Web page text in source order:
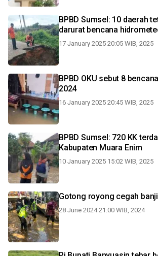
BPBD Sumsel: 10 daerah
darurat bencana
17 January 2025 20:05 WIB, 2025
BPBD OKU sebut 8
2024
16 January 2025 20:45 WIB, 2025
BPBD Sumsel: 720 KK
Kabupaten Muara Enim
10 January 2025 15:02 WIB, 2025
Gotong royong cegah
28 June 2024 21:00 WIB, 2024